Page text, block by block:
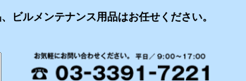
ビルメンテナンス用品はお任せください。